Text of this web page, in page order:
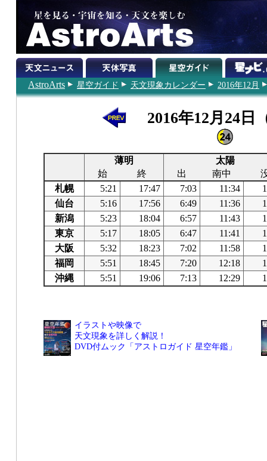
AstroArts 星空ガイド 天文現象カレンダー 2016年12月
2016年12月24日
薄明
太陽
始
終 出 南中
札幌
5:21 17:47 7:03 11:34
仙台
5:16 17:56 6:49 11:36
新潟
5:23 18:04 6:57 11:43
東京
5:17 18:05 6:47 11:41
大阪
5:32 18:23 7:02 11:58
福岡
5:51 18:45 7:20 12:18
沖縄
5:51 19:06 7:13 12:29
イラストや映像で
天文現象を詳しく解説！
DVD付ムック「アストロガイド 星空年鑑」